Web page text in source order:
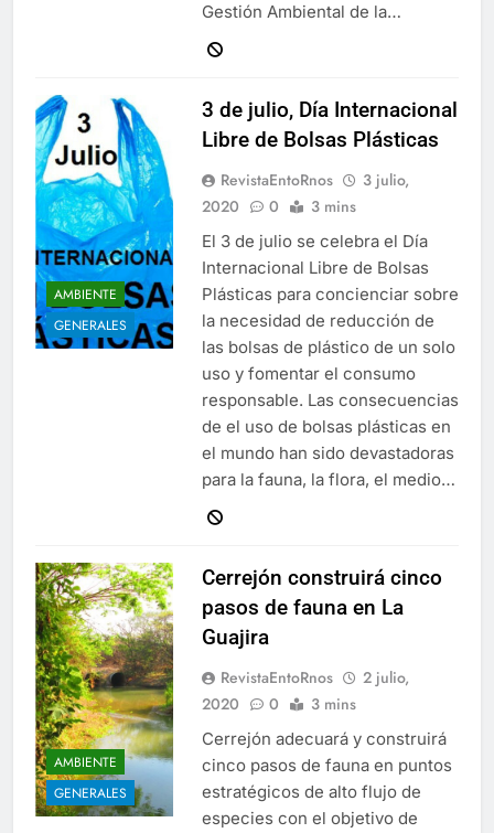
Gestión Ambiental de la…
AMBIENTE
GENERALES
3 de julio, Día Internacional
Libre de Bolsas Plásticas
RevistaEntoRnos
3 julio,
2020
0 3 mins
El 3 de julio se celebra el Día
Internacional Libre de Bolsas
Plásticas para concienciar sobre
la necesidad de reducción de
las bolsas de plástico de un solo
uso y fomentar el consumo
responsable. Las consecuencias
de el uso de bolsas plásticas en
el mundo han sido devastadoras
para la fauna, la flora, el medio…
AMBIENTE
GENERALES
Cerrejón construirá cinco
pasos de fauna en La
Guajira
RevistaEntoRnos
2 julio,
2020
0 3 mins
Cerrejón adecuará y construirá
cinco pasos de fauna en puntos
estratégicos de alto flujo de
especies con el objetivo de